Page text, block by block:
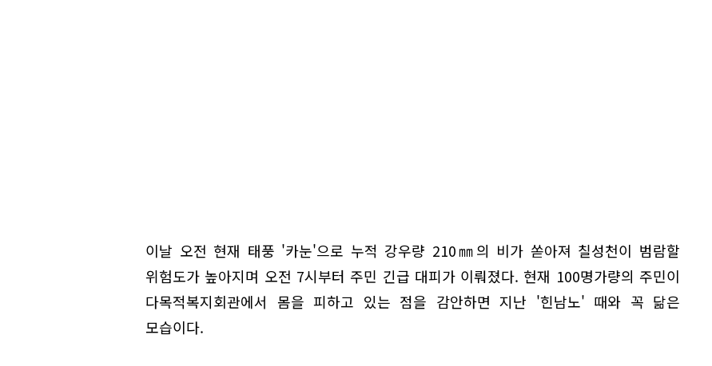
이날 오전 현재 태풍 '카눈'으로 누적 강우량 210㎜의 비가 쏟아져 칠성천이 범람할
위험도가 높아지며 오전 7시부터 주민 긴급 대피가 이뤄졌다. 현재 100명가량의 주민이
다목적복지회관에서 몸을 피하고 있는 점을 감안하면 지난 '힌남노' 때와 꼭 닮은
모습이다.